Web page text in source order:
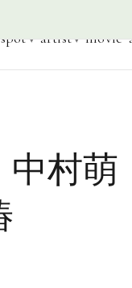
spot artist movie
中村萌